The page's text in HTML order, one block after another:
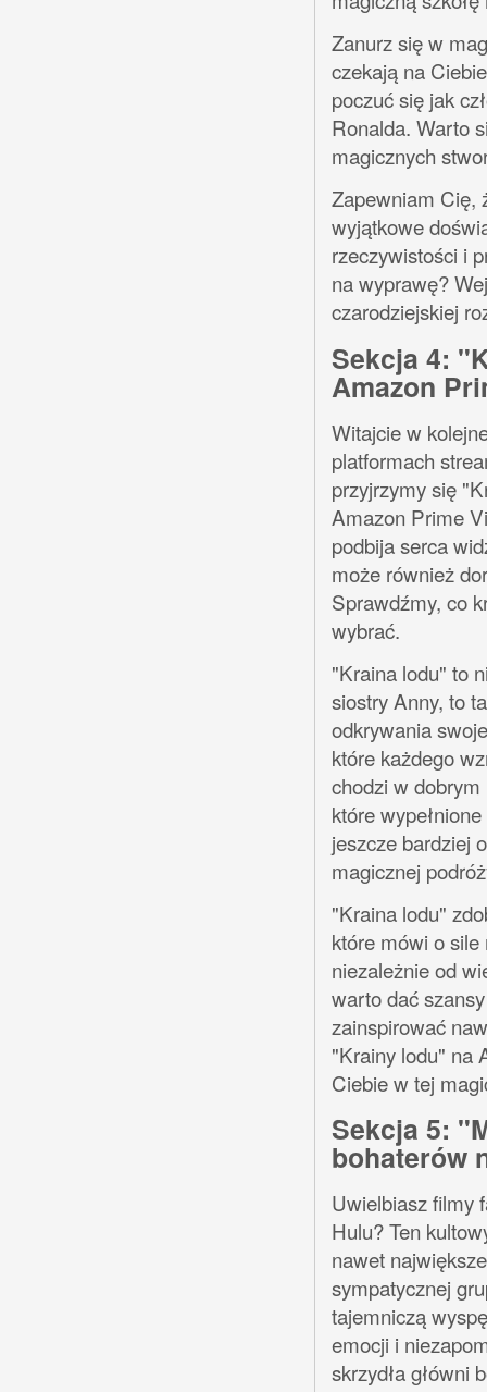
Zanurz się w
czekają na
poczuć się jak
Ronalda. Warto
magicznych
Zapewniam Cię,
wyjątkowe
rzeczywistości i
na wyprawę?
czarodziejskiej
Sekcja 4:
Amazon
Witajcie w
platformach
przyjrzymy się
Amazon Prime
podbija serca
może również
Sprawdźmy, co
wybrać.
"Kraina lodu" to
siostry Anny, to
odkrywania
które każdego
chodzi w
które
jeszcze bardziej
magicznej
"Kraina lodu"
które mówi o sile
niezależnie od
warto dać
zainspirować
"Krainy lodu" na
Ciebie w tej
Sekcja 5:
bohaterów
Uwielbiasz filmy
Hulu? Ten
nawet
sympatycznej
tajemniczą
emocji i
skrzydła główni